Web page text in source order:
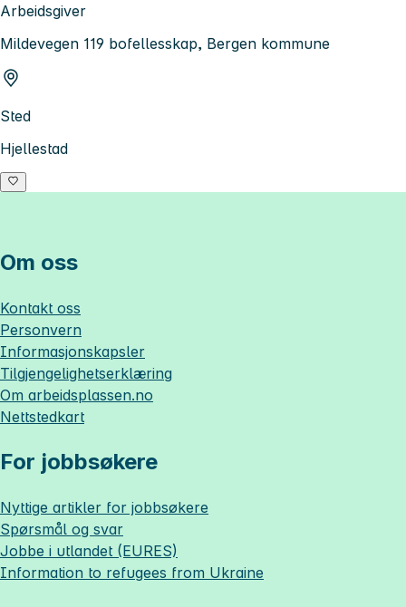
Arbeidsgiver
Mildevegen 119 bofellesskap, Bergen kommune
Sted
Hjellestad
Om oss
Kontakt oss
Personvern
Informasjonskapsler
Tilgjengelighetserklæring
Om arbeidsplassen.no
Nettstedkart
For jobbsøkere
Nyttige artikler for jobbsøkere
Spørsmål og svar
Jobbe i utlandet (EURES)
Information to refugees from Ukraine